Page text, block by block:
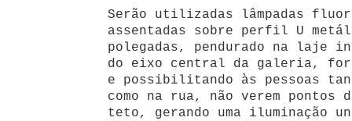
Serão utilizadas lâmpadas
assentadas sobre perfil U
polegadas, pendurado na laje
do eixo central da galeria,
e possibilitando às pessoas
como na rua, não verem pontos
teto, gerando uma iluminação